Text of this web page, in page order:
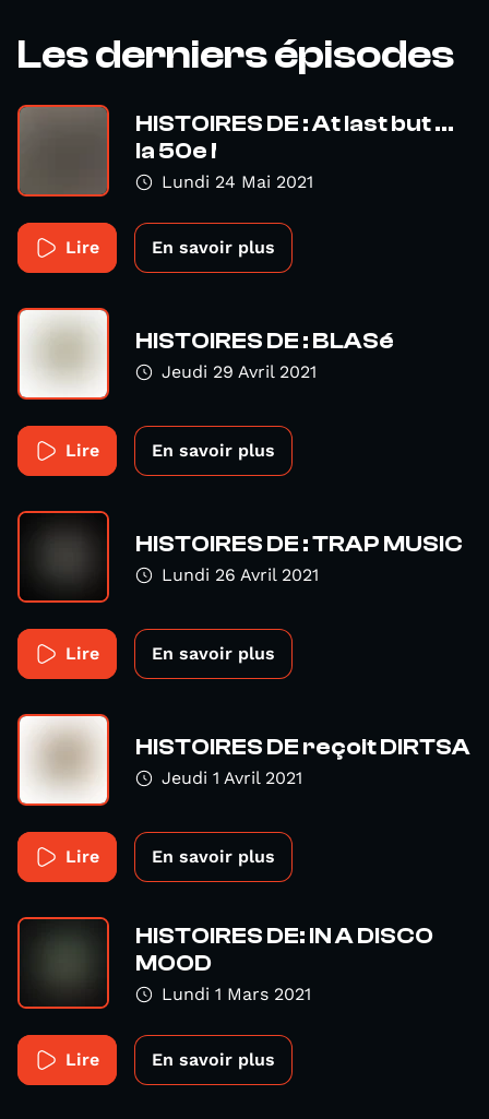
Les derniers épisodes
HISTOIRES DE : At last but ...
la 50e !
Lundi 24 Mai 2021
Lire En savoir plus
HISTOIRES DE : BLASé
Jeudi 29 Avril 2021
Lire En savoir plus
HISTOIRES DE : TRAP MUSIC
Lundi 26 Avril 2021
Lire En savoir plus
HISTOIRES DE reçoit DIRTSA
Jeudi 1 Avril 2021
Lire En savoir plus
HISTOIRES DE: IN A DISCO
MOOD
Lundi 1 Mars 2021
Lire En savoir plus